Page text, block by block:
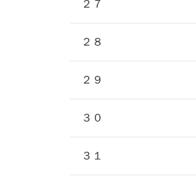
２７
２８
２９
３０
３１